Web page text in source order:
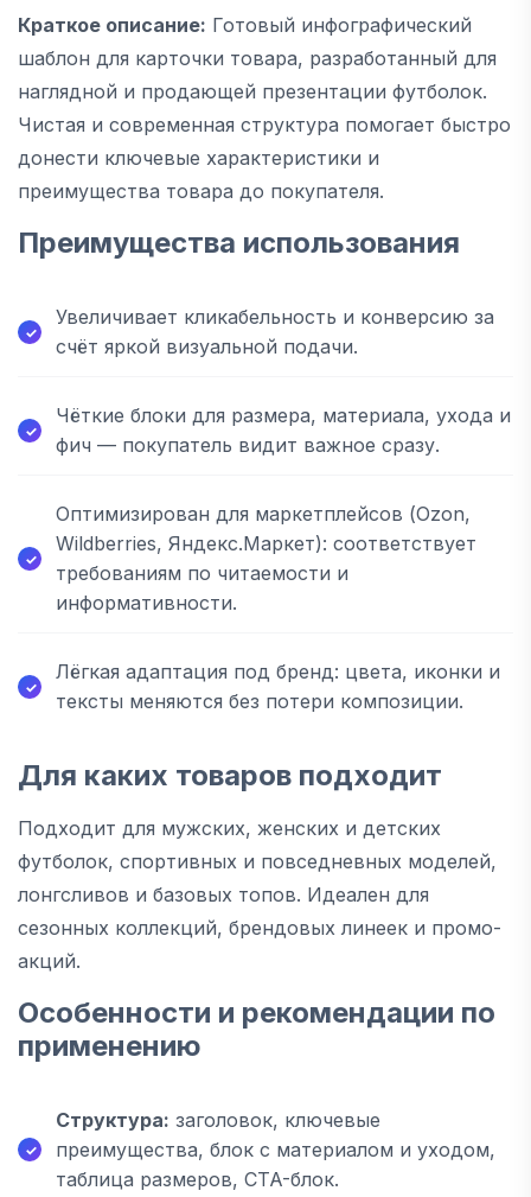
Краткое описание: Готовый инфографический
шаблон для карточки товара, разработанный для
наглядной и продающей презентации футболок.
Чистая и современная структура помогает быстро
донести ключевые характеристики и
преимущества товара до покупателя.
Преимущества использования
Увеличивает кликабельность и конверсию за
счёт яркой визуальной подачи.
Чёткие блоки для размера, материала, ухода и
фич — покупатель видит важное сразу.
Оптимизирован для маркетплейсов (Ozon,
Wildberries, Яндекс.Маркет): соответствует
требованиям по читаемости и
информативности.
Лёгкая адаптация под бренд: цвета, иконки и
тексты меняются без потери композиции.
Для каких товаров подходит
Подходит для мужских, женских и детских
футболок, спортивных и повседневных моделей,
лонгсливов и базовых топов. Идеален для
сезонных коллекций, брендовых линеек и промо-
акций.
Особенности и рекомендации по
применению
Структура: заголовок, ключевые
преимущества, блок с материалом и уходом,
таблица размеров, CTA-блок.